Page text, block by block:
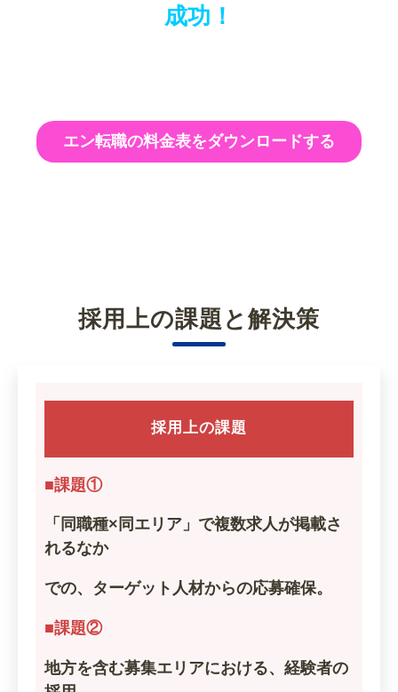
成功！
エン転職の料金表をダウンロードする
採用上の課題と解決策
採用上の課題
■課題①
「同職種×同エリア」で複数求人が掲載さ
れるなか
での、ターゲット人材からの応募確保。
■課題②
地方を含む募集エリアにおける、経験者の